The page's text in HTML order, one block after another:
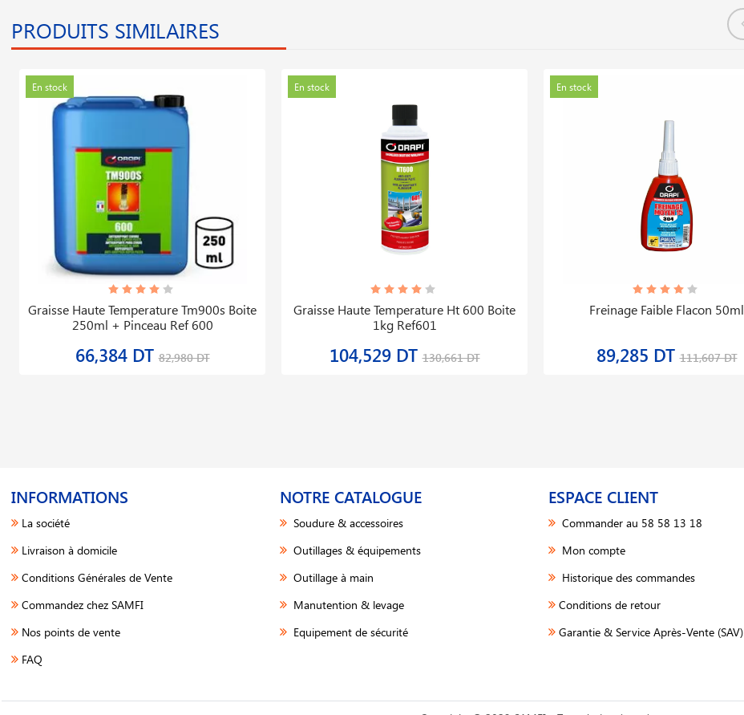
PRODUITS SIMILAIRES
En stock
Graisse Haute Temperature Tm900s Boite
250ml + Pinceau Ref 600
66,384 DT82,980 DT
En stock
Graisse Haute Temperature Ht 600 Boite
1kg Ref601
104,529 DT130,661 DT
En stock
Freinage Faible Flacon 50ml
89,285 DT111,607 DT
INFORMATIONS
La société
Livraison à domicile
Conditions Générales de Vente
Commandez chez SAMFI
Nos points de vente
FAQ
NOTRE CATALOGUE
Soudure & accessoires
Outillages & équipements
Outillage à main
Manutention & levage
Equipement de sécurité
ESPACE CLIENT
Commander au 58 58 13 18
Mon compte
Historique des commandes
Conditions de retour
Garantie & Service Après-Vente (SAV)